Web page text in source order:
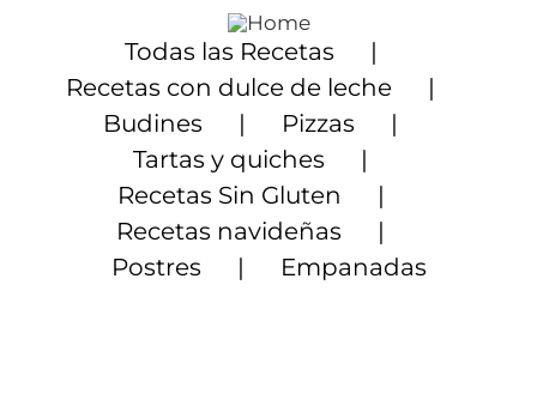
contenido
Todas las Recetas
Recetas con dulce de leche
Budines
Pizzas
Tartas y quiches
Recetas Sin Gluten
Recetas navideñas
Postres
Empanadas